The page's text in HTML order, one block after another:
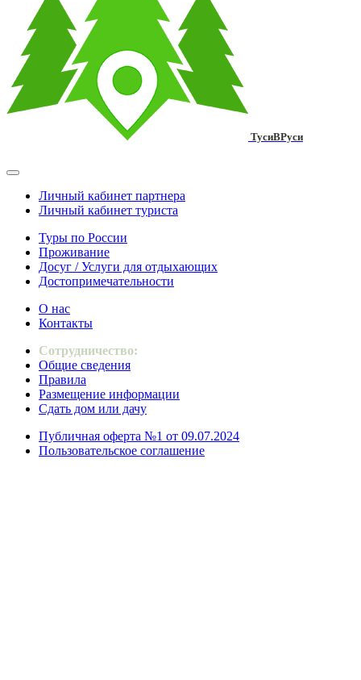
ТусиВРуси
Личный кабинет партнера
Личный кабинет туриста
Туры по России
Проживание
Досуг / Услуги для отдыхающих
Достопримечательности
О нас
Контакты
Сотрудничество:
Общие сведения
Правила
Размещение информации
Сдать дом или дачу
Публичная оферта №1 от 09.07.2024
Пользовательское соглашение